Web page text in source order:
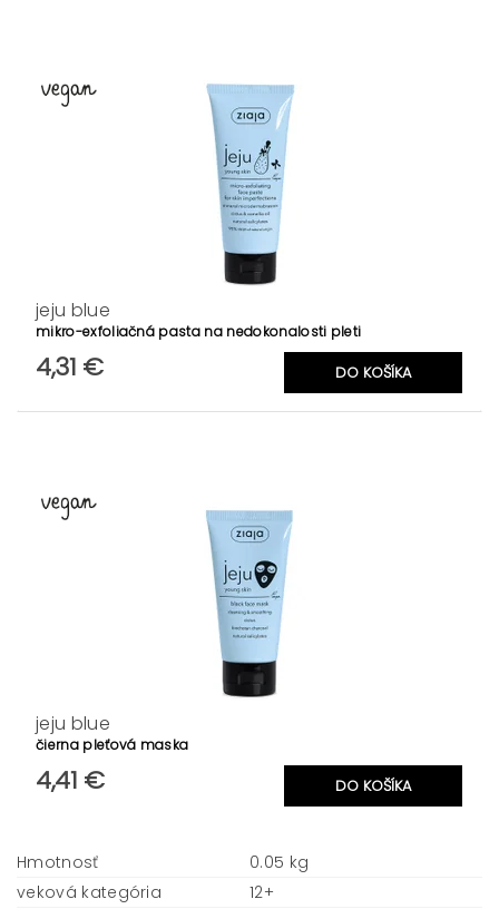
jeju blue
mikro-exfoliačná pasta na nedokonalosti pleti
4,31 €
jeju blue
čierna pleťová maska
4,41 €
Hmotnosť
0.05 kg
veková kategória
12+